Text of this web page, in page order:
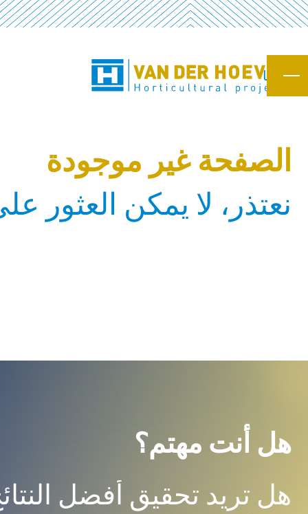
اتصل بنا
الصفحة غير موجودة
نعتذر، لا يمكن العثور
هل أنت مهتم؟
هل تريد تحقيق أفضل